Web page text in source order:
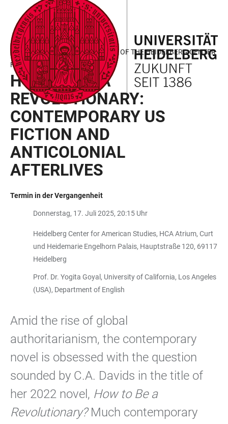
LINKS
ZUR
BARRIEREFREIHEIT
ZUM
HAUPTINHALT
HAUPTNAVIGATION
ÖFFNEN
WEBSEITENSUCHE
ÖFFNEN
BADEN-WÜRTTEMBERG SEMINAR OF THE HEIDELBERG CENTER
FOR AMERICAN STUDIES
HOW TO BE A
REVOLUTIONARY:
CONTEMPORARY US
FICTION AND
ANTICOLONIAL
AFTERLIVES
Termin in der Vergangenheit
Donnerstag, 17. Juli 2025, 20:15 Uhr
Heidelberg Center for American Studies, HCA Atrium, Curt
und Heidemarie Engelhorn Palais, Hauptstraße 120, 69117
Heidelberg
Prof. Dr. Yogita Goyal, University of California, Los Angeles
(USA), Department of English
Amid the rise of global
authoritarianism, the contemporary
novel is obsessed with the question
sounded by C.A. Davids in the title of
her 2022 novel, How to Be a
Revolutionary?Much contemporary